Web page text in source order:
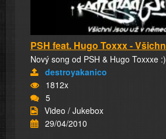
Nový song od PSH & Hugo Toxxxe :)
destroyakanico
1812x
5
Video / Jukebox
29/04/2010